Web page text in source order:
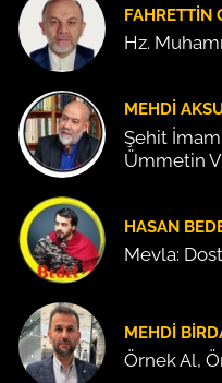
FAHRETTIN
Hz.
MEHDI
Şehit
Ümmetin
HASAN
Mevla:
MEHDI
Örnek Al,